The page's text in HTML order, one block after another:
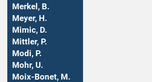
Merkel, B.
Meyer, H.
Mimic, D.
Mittler, P.
Modi, P.
Mohr, U.
Moix-Bonet, M.